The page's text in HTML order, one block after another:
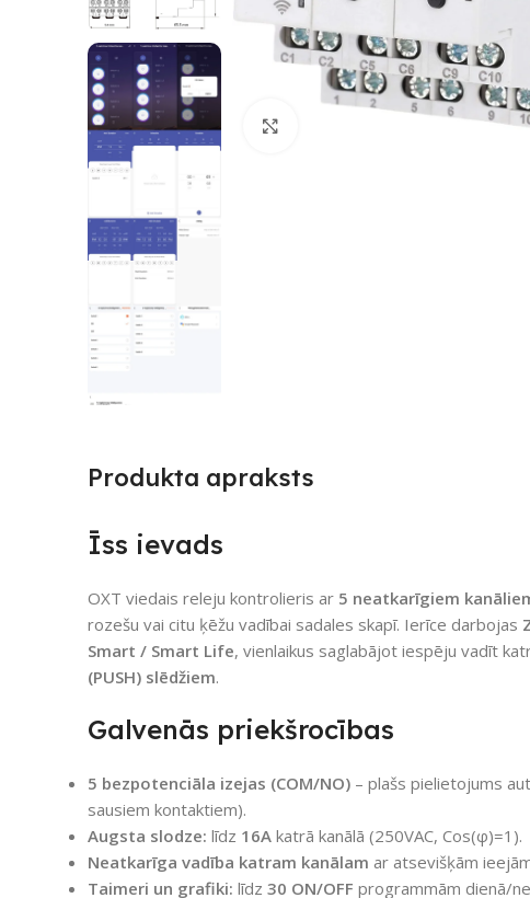
Noklikšķiniet, lai palielinātu
Produkta apraksts
Īss ievads
OXT viedais releju kontrolieris ar 5 neatkarīgiem
rozešu vai citu ķēžu vadībai sadales skapī. Ierīce darbojas
Smart / Smart Life, vienlaikus saglabājot iespēju vadīt
(PUSH) slēdžiem.
Galvenās priekšrocības
5 bezpotenciāla izejas (COM/NO) – plašs pielietojums
sausiem kontaktiem).
Augsta slodze: līdz 16A katrā kanālā (250VAC, Cos(φ)=1).
Neatkarīga vadība katram kanālam ar atsevišķām
Taimeri un grafiki: līdz 30 ON/OFF programmām dienā/